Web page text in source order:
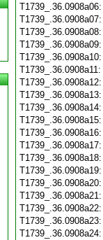
T1739_.36.0908a06:
T1739_.36.0908a07:
T1739_.36.0908a08:
T1739_.36.0908a09:
T1739_.36.0908a10:
T1739_.36.0908a11:
T1739_.36.0908a12:
T1739_.36.0908a13:
T1739_.36.0908a14:
T1739_.36.0908a15:
T1739_.36.0908a16:
T1739_.36.0908a17:
T1739_.36.0908a18:
T1739_.36.0908a19:
T1739_.36.0908a20:
T1739_.36.0908a21:
T1739_.36.0908a22:
T1739_.36.0908a23:
T1739_.36.0908a24: